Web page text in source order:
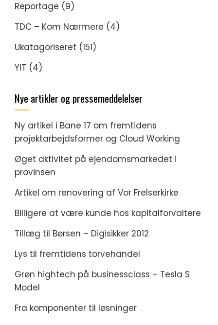
Reportage (9)
TDC – Kom Nærmere (4)
Ukatagoriseret (151)
YIT (4)
Nye artikler og pressemeddelelser
Ny artikel i Bane 17 om fremtidens
projektarbejdsformer og Cloud Working
Øget aktivitet på ejendomsmarkedet i
provinsen
Artikel om renovering af Vor Frelserkirke
Billigere at være kunde hos kapitalforvaltere
Tillæg til Børsen – Digisikker 2012
Lys til fremtidens torvehandel
Grøn hightech på businessclass – Tesla S
Model
Fra komponenter til løsninger